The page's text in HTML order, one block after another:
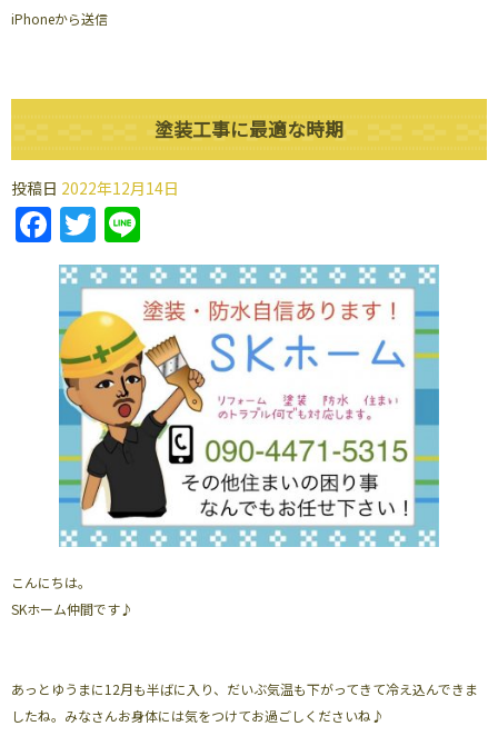
iPhoneから送信
塗装工事に最適な時期
投稿日 2022年12月14日
Facebook
Twitter
こんにちは。
SKホーム仲間です♪
あっとゆうまに12月も半ばに入り、だいぶ気温も下がってきて冷え込んできま
したね。みなさんお身体には気をつけてお過ごしくださいね♪